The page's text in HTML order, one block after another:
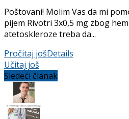
Poštovani! Molim Vas da mi
pijem Rivotri 3x0,5 mg zbog
atetoskleroze treba da...
Pročitaj jošDetails
Učitaj još
Sledeći članak